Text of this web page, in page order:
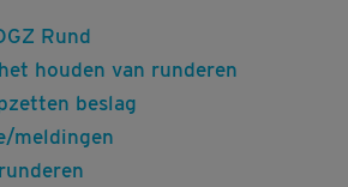
Rund
houden van runderen
beslag
meldingen